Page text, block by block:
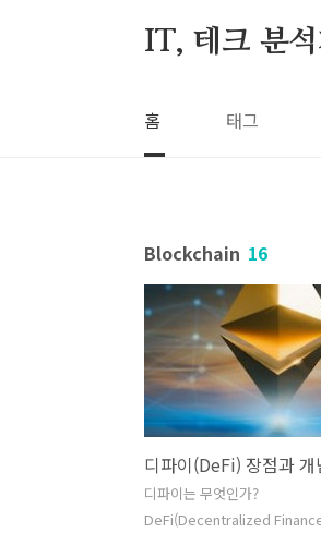
IT, 테크 분
홈 태그
Blockchain 16
디파이(DeFi) 장점과 개
디파이는 무엇인가?
DeFi(Decentralized